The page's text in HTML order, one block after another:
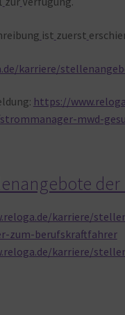
ist zuerst
karriere/
https://
mwd-
der
karriere/
zum-berufskraftfahrer
karriere/